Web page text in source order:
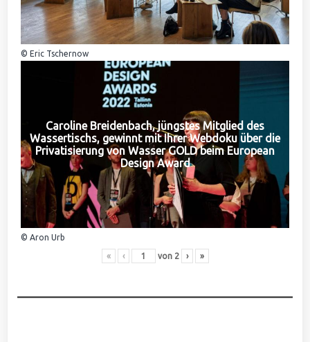
© Eric Tschernow
Caroline Breidenbach, jüngstes Mitglied des
Wassertischs, gewinnt mit Ihrer Webdoku über die
Privatisierung von Wasser GOLD beim European
Design Award
© Aron Urb
« ‹ von 2 › »